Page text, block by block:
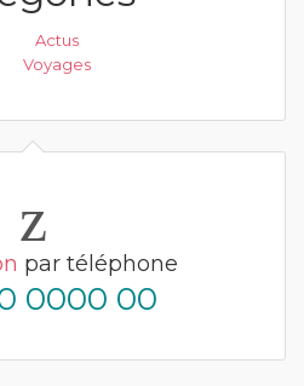
Actus
Voyages
par téléphone
0000 00